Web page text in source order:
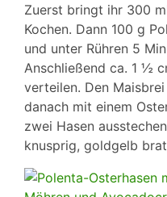
Zuerst bringt ihr 300
Kochen. Dann 100 g
und unter Rühren 5
Anschließend ca. 1 ½
verteilen. Den
danach mit einem
zwei Hasen
knusprig, goldgelb